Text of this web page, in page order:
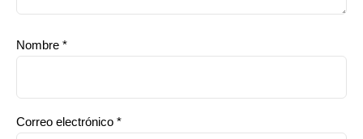
Nombre *
Correo electrónico *